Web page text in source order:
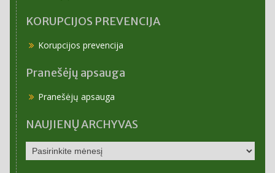
KORUPCIJOS PREVENCIJA
Korupcijos prevencija
Pranešėjų apsauga
Pranešėjų apsauga
NAUJIENŲ ARCHYVAS
NAUJIENŲ
ARCHYVAS